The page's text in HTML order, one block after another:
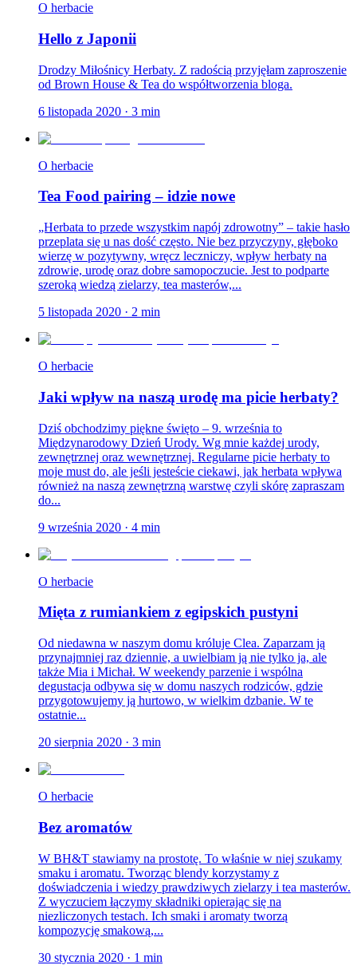
O herbacie
Hello z Japonii
Drodzy Miłośnicy Herbaty. Z radością przyjęłam zaproszenie
od Brown House & Tea do współtworzenia bloga.
6 listopada 2020 · 3 min
O herbacie
Tea Food pairing – idzie nowe
„Herbata to przede wszystkim napój zdrowotny” – takie hasło
przeplata się u nas dość często. Nie bez przyczyny, głęboko
wierzę w pozytywny, wręcz leczniczy, wpływ herbaty na
zdrowie, urodę oraz dobre samopoczucie. Jest to podparte
szeroką wiedzą zielarzy, tea masterów,...
5 listopada 2020 · 2 min
O herbacie
Jaki wpływ na naszą urodę ma picie herbaty?
Dziś obchodzimy piękne święto – 9. września to
Międzynarodowy Dzień Urody. Wg mnie każdej urody,
zewnętrznej oraz wewnętrznej. Regularne picie herbaty to
moje must do, ale jeśli jesteście ciekawi, jak herbata wpływa
również na naszą zewnętrzną warstwę czyli skórę zapraszam
do...
9 września 2020 · 4 min
O herbacie
Mięta z rumiankiem z egipskich pustyni
Od niedawna w naszym domu króluje Clea. Zaparzam ją
przynajmniej raz dziennie, a uwielbiam ją nie tylko ja, ale
także Mia i Michał. W weekendy parzenie i wspólna
degustacja odbywa się w domu naszych rodziców, gdzie
przygotowujemy ją hurtowo, w wielkim dzbanie. W te
ostatnie...
20 sierpnia 2020 · 3 min
O herbacie
Bez aromatów
W BH&T stawiamy na prostotę. To właśnie w niej szukamy
smaku i aromatu. Tworząc blendy korzystamy z
doświadczenia i wiedzy prawdziwych zielarzy i tea masterów.
Z wyczuciem łączymy składniki opierając się na
niezliczonych testach. Ich smaki i aromaty tworzą
kompozycję smakową,...
30 stycznia 2020 · 1 min